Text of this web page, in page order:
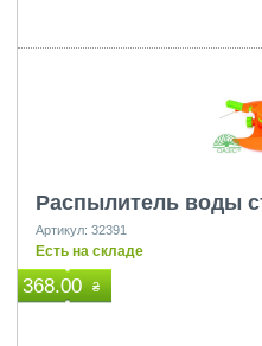
Распылитель воды
Артикул: 32391
Есть на складе
368.00 ₴